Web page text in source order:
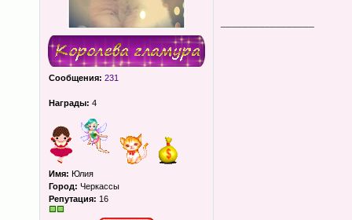
Сообщения: 231
Награды: 4
Имя: Юлия
Город: Черкассы
Репутация: 16